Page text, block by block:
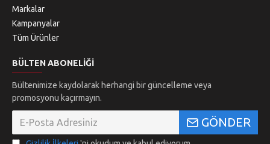
Markalar
Kampanyalar
Tüm Ürünler
BÜLTEN ABONELIĞI
Bültenimize kaydolarak herhangi bir güncelleme veya
promosyonu kaçırmayın.
GÖNDER